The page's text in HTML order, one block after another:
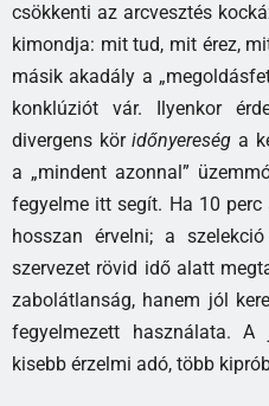
csökkenti az arcvesztés
kimondja: mit tud, mit érez,
másik akadály a
konklúziót vár. Ilyenkor
divergens köridőnyereség a
a „mindent azonnal”
fegyelme itt segít. Ha 10
hosszan érvelni; a
szervezet rövid idő alatt
zabolátlanság, hanem jól
fegyelmezett használata. A
kisebb érzelmi adó, több